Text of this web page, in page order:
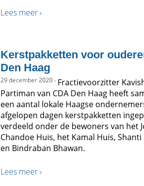
Lees meer ›
Kerstpakketten voor
Den Haag
29 december 2020 - Fractievoorzitter
Partiman van CDA Den Haag heeft
een aantal lokale Haagse
afgelopen dagen kerstpakketten
verdeeld onder de bewoners van het
Chandoe Huis, het Kamal Huis, Shanti
en Bindraban Bhawan.
Lees meer ›